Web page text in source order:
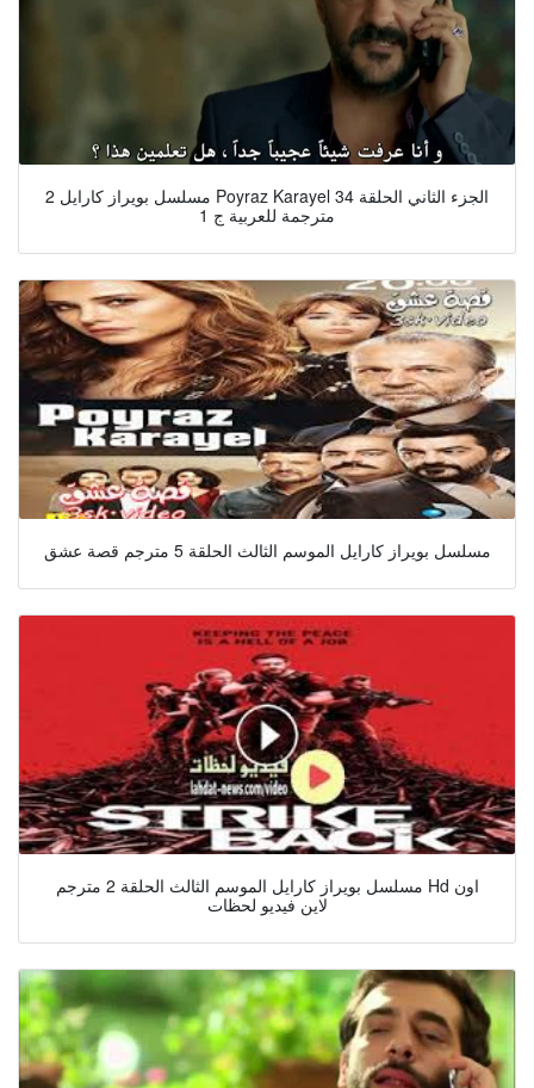
مسلسل بويراز كارايل 2 Poyraz Karayel الجزء الثاني الحلقة 34
مترجمة للعربية ج 1
مسلسل بويراز كارايل الموسم الثالث الحلقة 5 مترجم قصة عشق
مسلسل بويراز كارايل الموسم الثالث الحلقة 2 مترجم Hd اون
لاين فيديو لحظات